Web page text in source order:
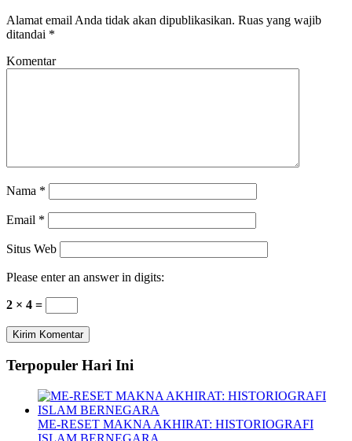
Alamat email Anda tidak akan dipublikasikan. Ruas yang wajib
ditandai *
Komentar
Nama *
Email *
Situs Web
Please enter an answer in digits:
2 × 4 =
Terpopuler Hari Ini
ME-RESET MAKNA AKHIRAT: HISTORIOGRAFI
ISLAM BERNEGARA